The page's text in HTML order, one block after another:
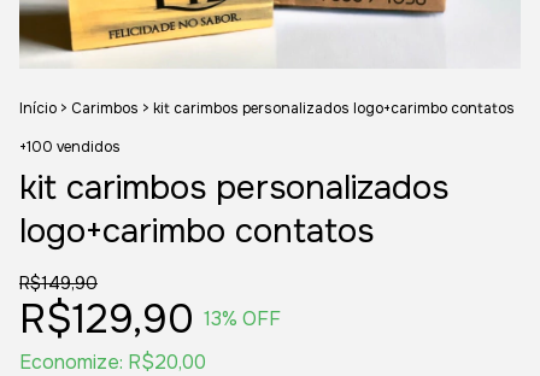
Início > Carimbos > kit carimbos personalizados logo+carimbo contatos
+100 vendidos
kit carimbos personalizados
logo+carimbo contatos
R$149,90
R$129,90 13% OFF
Economize: R$20,00